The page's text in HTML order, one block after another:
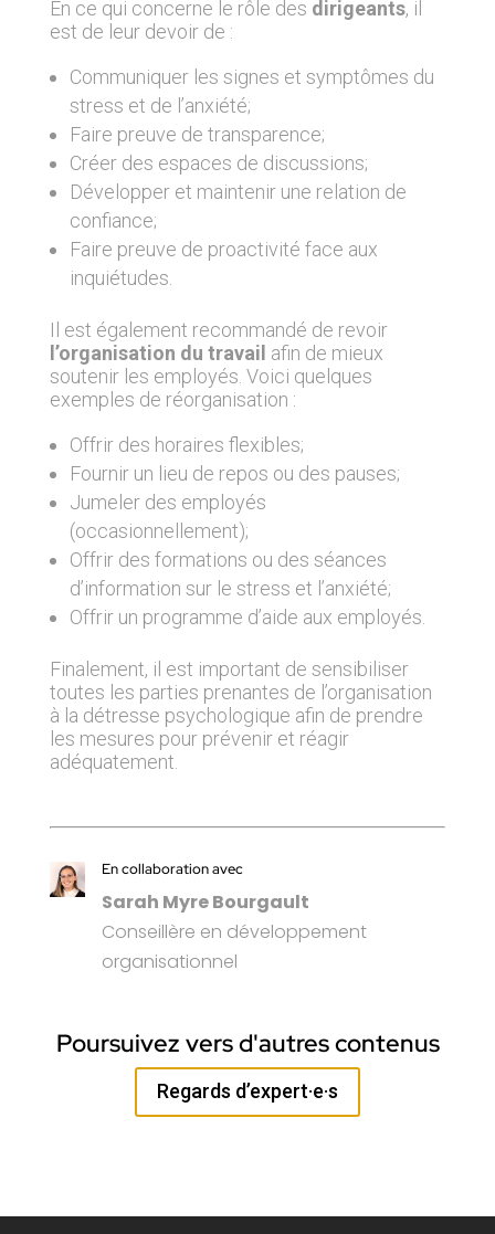
En ce qui concerne le rôle des dirigeants, il
est de leur devoir de :
Communiquer les signes et symptômes du
stress et de l’anxiété;
Faire preuve de transparence;
Créer des espaces de discussions;
Développer et maintenir une relation de
confiance;
Faire preuve de proactivité face aux
inquiétudes.
Il est également recommandé de revoir
l’organisation du travail afin de mieux
soutenir les employés. Voici quelques
exemples de réorganisation :
Offrir des horaires flexibles;
Fournir un lieu de repos ou des pauses;
Jumeler des employés
(occasionnellement);
Offrir des formations ou des séances
d’information sur le stress et l’anxiété;
Offrir un programme d’aide aux employés.
Finalement, il est important de sensibiliser
toutes les parties prenantes de l’organisation
à la détresse psychologique afin de prendre
les mesures pour prévenir et réagir
adéquatement.
En collaboration avec
Sarah Myre Bourgault
Conseillère en développement
organisationnel
Poursuivez vers d'autres contenus
Regards d’expert·e·s